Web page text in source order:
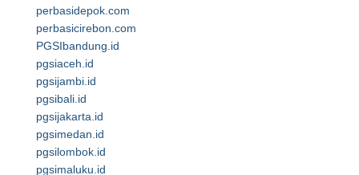
perbasidepok.com
perbasicirebon.com
PGSIbandung.id
pgsiaceh.id
pgsijambi.id
pgsibali.id
pgsijakarta.id
pgsimedan.id
pgsilombok.id
pgsimaluku.id